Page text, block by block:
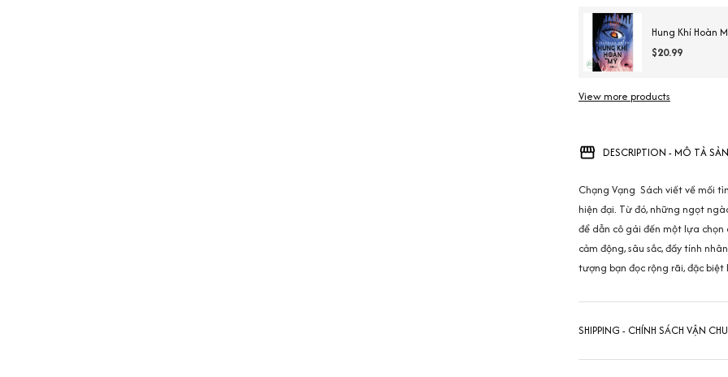
Hung Khí Hoàn
$20.99
View more products
DESCRIPTION - MÔ TẢ
Chạng Vạng Sách viết về mối
hiện đại. Từ đó, những ngọt
để dẫn cô gái đến một lựa
cảm động, sâu sắc, đầy tính
tượng bạn đọc rộng rãi, đặc
SHIPPING - CHÍNH SÁCH VẬN